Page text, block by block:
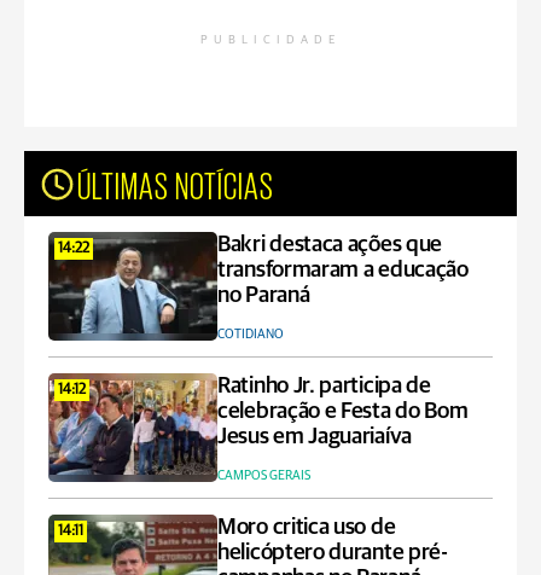
PUBLICIDADE
ÚLTIMAS NOTÍCIAS
14:22
Bakri destaca ações que
transformaram a educação
no Paraná
COTIDIANO
14:12
Ratinho Jr. participa de
celebração e Festa do Bom
Jesus em Jaguariaíva
CAMPOS GERAIS
14:11
Moro critica uso de
helicóptero durante pré-